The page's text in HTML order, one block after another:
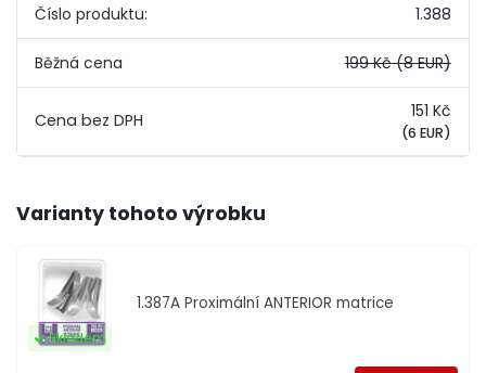
Číslo produktu: 1.388
Běžná cena 199 Kč(8 EUR)
151 Kč
(6 EUR)
Varianty tohoto výrobku
1.387A Proximální ANTERIOR matrice
Skladem